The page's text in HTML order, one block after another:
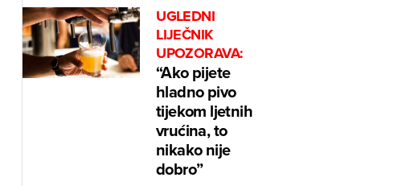
UGLEDNI
LIJEČNIK
UPOZORAVA:
“Ako pijete
hladno pivo
tijekom ljetnih
vrućina, to
nikako nije
dobro”